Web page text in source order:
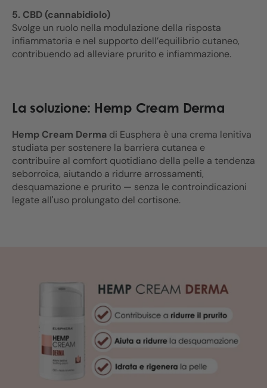
5. CBD (cannabidiolo)
Svolge un ruolo nella modulazione della risposta
infiammatoria e nel supporto dell’equilibrio cutaneo,
contribuendo ad alleviare prurito e infiammazione.
La soluzione: Hemp Cream Derma
Hemp Cream Derma di Eusphera è una crema lenitiva
studiata per sostenere la barriera cutanea e
contribuire al comfort quotidiano della pelle a tendenza
seborroica, aiutando a ridurre arrossamenti,
desquamazione e prurito — senza le controindicazioni
legate all'uso prolungato del cortisone.